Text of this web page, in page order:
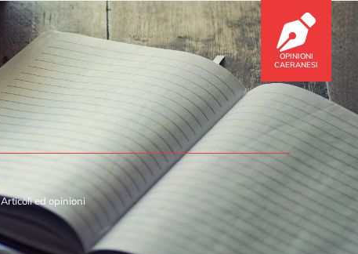
OPINIONI
CAERANESI
Articoli ed opinioni